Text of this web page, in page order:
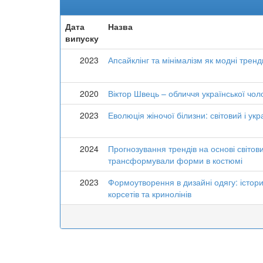
Дата
випуску
Назва
2023 Апсайклінг та мінімалізм як модні
2020
Віктор Швець – обличчя української
2023
Еволюція жіночої білизни: світовий і
2024
Прогнозування трендів на основі
трансформували форми в костюмі
2023
Формоутворення в дизайні одягу:
корсетів та кринолінів